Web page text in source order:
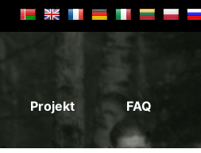
Projekt FAQ